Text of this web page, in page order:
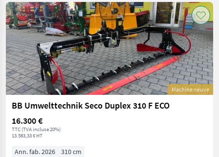
Machine neuve
BB Umwelttechnik Seco Duplex 310 F ECO
16.300 €
TTC (TVA incluse 20%)
13.583,33 € HT
Ann. fab. 2026
310 cm